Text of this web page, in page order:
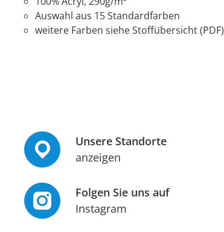
Auswahl aus 15 Standardfarben
weitere Farben siehe Stoffübersicht (PDF)
Unsere Standorte
anzeigen
Folgen Sie uns auf
Instagram